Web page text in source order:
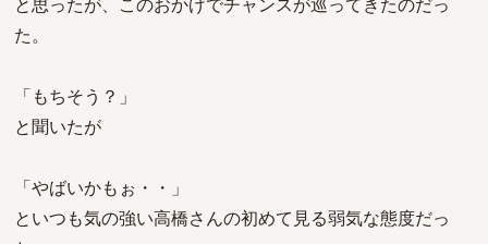
た。
「もちそう？」
と聞いたが
「やばいかもぉ・・」
といつも気の強い高橋さんの初めて見る弱気な態度だっ